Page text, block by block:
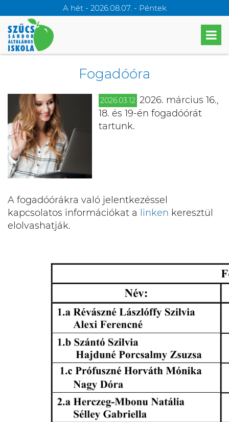
A hét - 2026.08.07. - Péntek
Fogadóóra
2026.03.12 2026. március 16.,
18. és 19-én fogadóórát
tartunk.
A fogadóórákra való jelentkezéssel
kapcsolatos információkat a linken keresztül
elolvashatják.